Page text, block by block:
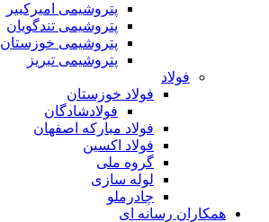
پتروشیمی امیرکبیر
پتروشیمی تندگویان
پتروشیمی خوزستان
پتروشیمی تبریز
فولاد
فولاد خوزستان
فولادشادگان
فولاد مبارکه اصفهان
فولاد اکسین
گروه ملی
لوله سازی
چادرملو
همکاران رسانه ای